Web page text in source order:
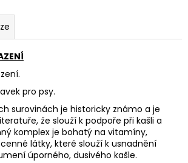
pro psy.
surovinách je historicky známo a je
že slouží k podpoře při kašli a
komplex je bohatý na vitamíny,
látky, které slouží k usnadnění
úporného, dusivého kašle.